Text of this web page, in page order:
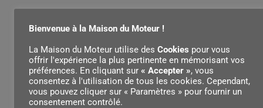
Contenu par
Bienvenue à la Maison du Moteur !
La Maison du Moteur utilise des Cookies pour vous
offrir l'expérience la plus pertinente en mémorisant vos
préférences. En cliquant sur « Accepter », vous
consentez à l'utilisation de tous les cookies. Cependant,
vous pouvez cliquer sur « Paramètres » pour fournir un
consentement contrôlé.